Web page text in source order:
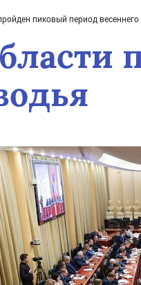
пиковый период